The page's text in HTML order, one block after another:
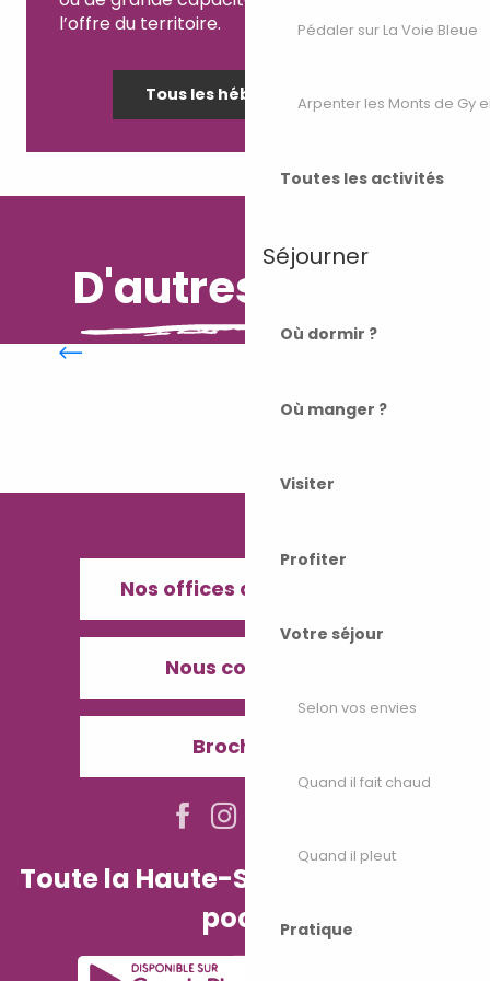
Pédaler sur La Voie Bleue
Arpenter les Monts de Gy
Toutes les activités
Séjourner
Où dormir ?
Où manger ?
Visiter
Profiter
Votre séjour
Selon vos envies
Quand il fait chaud
Quand il pleut
Pratique
l’offre du territoire.
Tous les hébergements
D'autres envies
Où manger ?
Nos offices de Tourisme
Nous contacter
Brochures
Toute la Haute-Saône dans votre
poche